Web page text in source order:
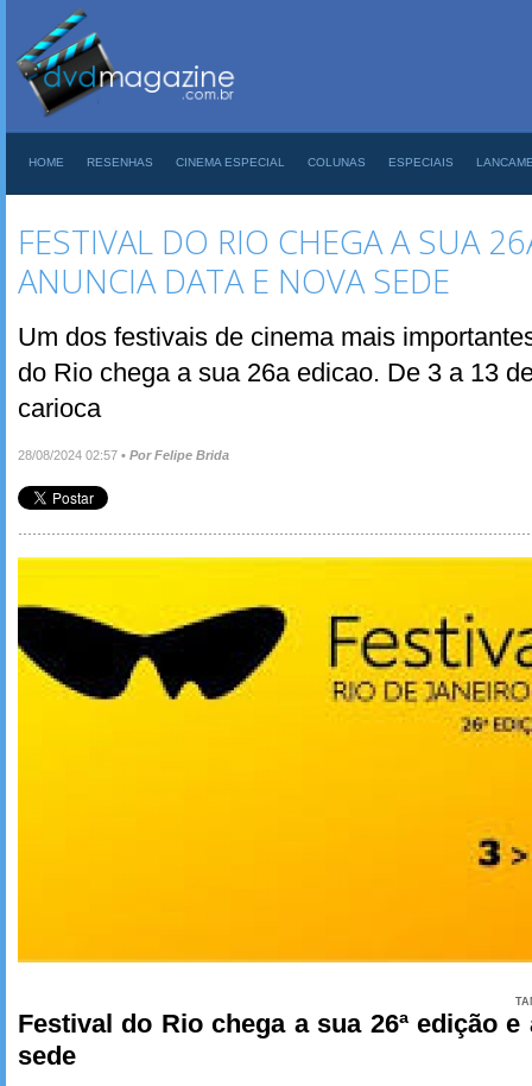
HOME RESENHAS CINEMA ESPECIAL COLUNAS ESPECIAIS
FESTIVAL DO RIO CHEGA A SUA
ANUNCIA DATA E NOVA SEDE
Um dos festivais de cinema mais
do Rio chega a sua 26a edicao. De 3 a 13
carioca
28/08/2024 02:57 • Por Felipe Brida
Festival do Rio chega a sua 26ª edição
sede